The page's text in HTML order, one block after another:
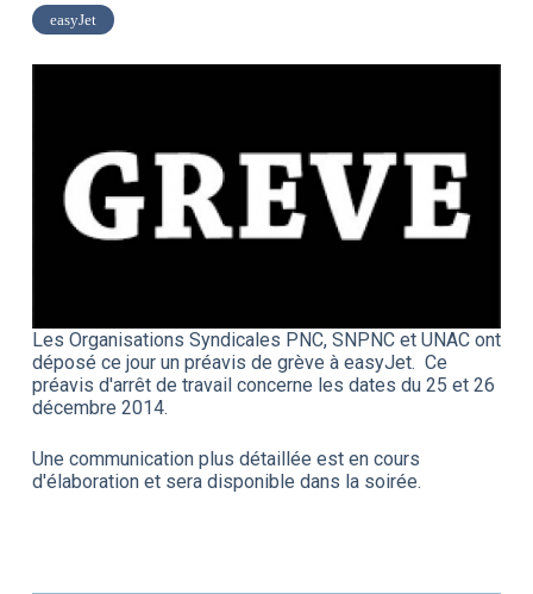
easyJet
Les Organisations Syndicales PNC, SNPNC et UNAC ont
déposé ce jour un préavis de grève à easyJet. Ce
préavis d'arrêt de travail concerne les dates du 25 et 26
décembre 2014.
Une communication plus détaillée est en cours
d'élaboration et sera disponible dans la soirée.